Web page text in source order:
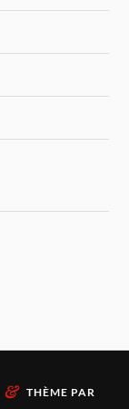
& THÈME PAR